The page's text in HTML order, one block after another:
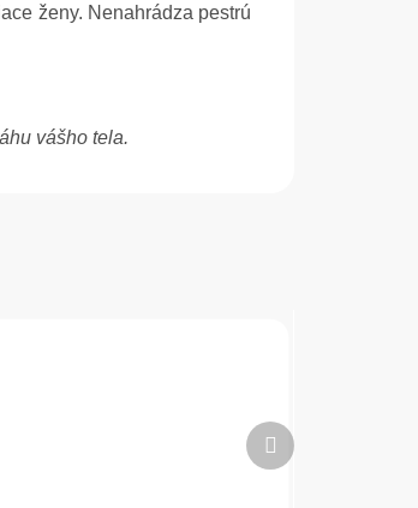
ženy. Nenahrádza pestrú
vášho tela.
Ďalší
produkt